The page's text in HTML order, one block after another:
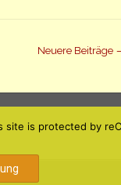
Neuere Beiträge
is protected by